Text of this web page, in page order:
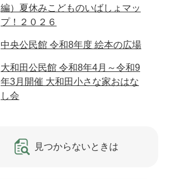
編）夏休みこどものいばしょマッ
プ！２０２６
中央公民館 令和8年度 絵本の広場
大和田公民館 令和8年4月～令和9
年3月開催 大和田小さな家おはな
し会
見つからないときは